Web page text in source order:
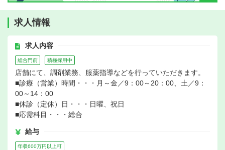
求人情報
求人内容
総合門前 積極採用中
店舗にて、調剤業務、服薬指導などを行っていただきます。
■診療（営業）時間・・・月～金／9：00～20：00、土／9：
00～14：00
■休診（定休）日・・・日曜、祝日
■応需科目・・・総合
給与
年収600万円以上可